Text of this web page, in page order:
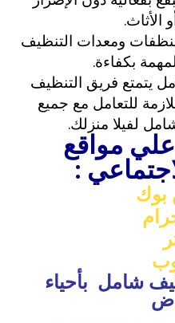
الأثاث.
ومعدات التنظيف
بكفاءة.
يتمتع فريق التنظيف
للتعامل مع جميع
لفيلا منزلك.
علي مواقع
:
بوك
شامل بأحياء